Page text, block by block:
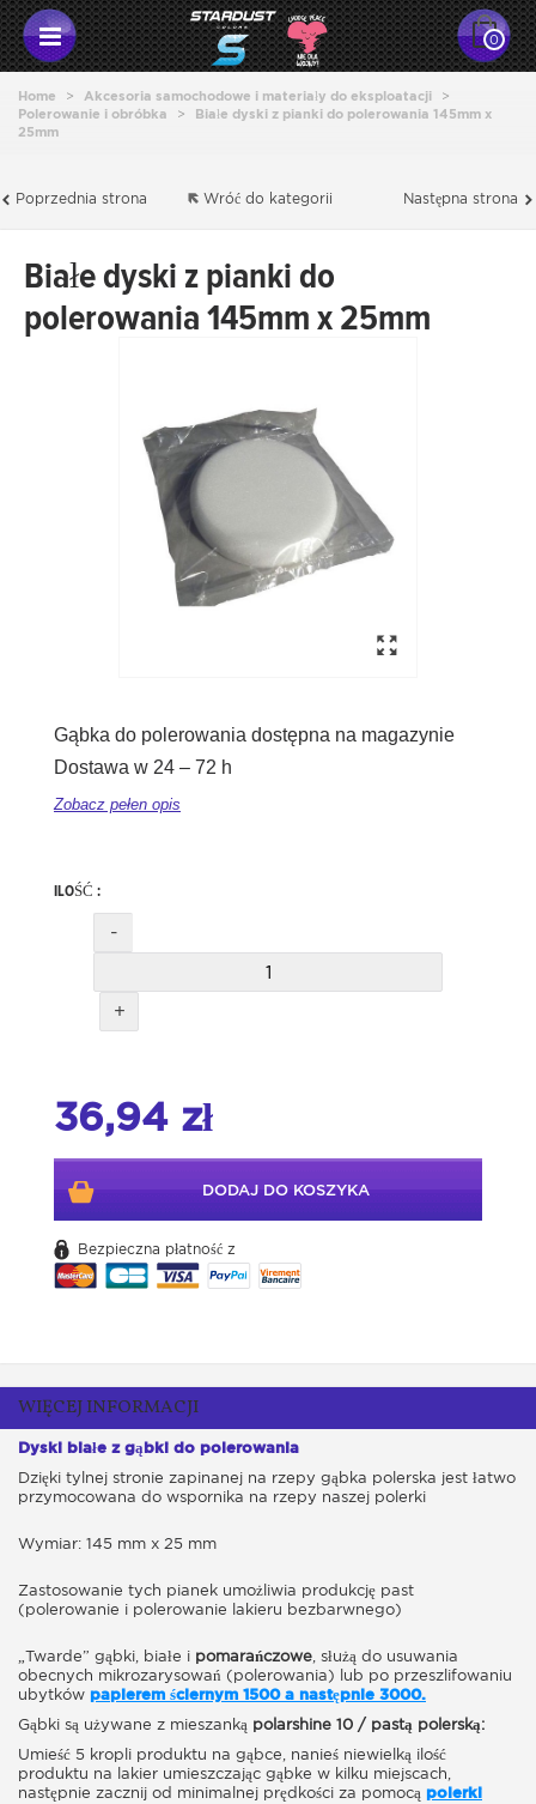
0
Home > Akcesoria samochodowe i materiały do eksploatacji
>
Polerowanie i obróbka
>
Białe dyski z pianki do polerowania 145mm x
25mm
Poprzednia strona Następna strona
Wróć do kategorii
Białe dyski z pianki do
polerowania 145mm x 25mm
Gąbka do polerowania dostępna na magazynie
Dostawa w 24 – 72 h
Zobacz pełen opis
ILOŚĆ :
-
+
36,94 zł
DODAJ DO KOSZYKA
Bezpieczna płatność z
WIĘCEJ INFORMACJI
Dyski białe z gąbki do polerowania
Dzięki tylnej stronie zapinanej na rzepy gąbka polerska jest łatwo
przymocowana do wspornika na rzepy naszej polerki
Wymiar: 145 mm x 25 mm
Zastosowanie tych pianek umożliwia produkcję past
(polerowanie i polerowanie lakieru bezbarwnego)
„Twarde” gąbki, białe i pomarańczowe, służą do usuwania
obecnych mikrozarysowań (polerowania) lub po przeszlifowaniu
ubytków papierem ściernym 1500 a następnie 3000.
Gąbki są używane z mieszanką polarshine 10 / pastą polerską:
Umieść 5 kropli produktu na gąbce, nanieś niewielką ilość
produktu na lakier umieszczając gąbke w kilku miejscach,
następnie zacznij od minimalnej prędkości za pomocą polerki